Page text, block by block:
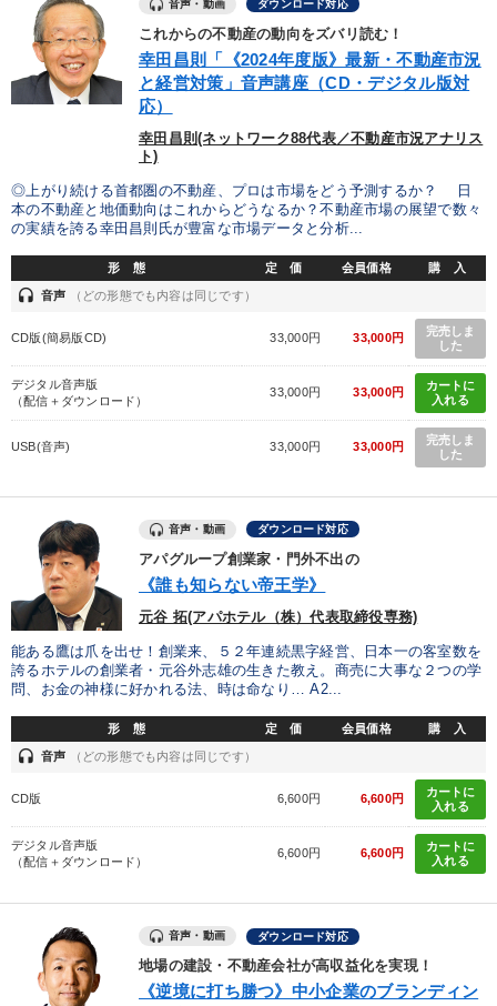
【5月】音声・映像
目的別
組織を強化したい 発想力を磨きたい
新事業・新商品づくり リーダーの魅力向上
リーダーシップ コミュニケーション
会社を守る 政治家
タグから探す
すべての音声・動画（全2077タイトル）からお探しいただけます
リベラルアーツ 井上和弘 推薦
感動講話 多様性・ダイバーシティ
海外の成功事例 スポーツ関係
両利きの経営 デジタルマーケティング 早わかり
労務問題・リスク対策 労務問題・人事対策
IT・デジタル活用 中村天風 健康・ウェルビーイング
音声・動画 ダウンロード対応
これからの不動産の動向をズバリ読む！
幸田昌則「《2024年度版》最新・不動産市況
と経営対策」音声講座（CD・デジタル版対
応）
幸田昌則(ネットワーク88代表／不動産市況アナリス
ト)
◎上がり続ける首都圏の不動産、プロは市場をどう予測するか？ 日
本の不動産と地価動向はこれからどうなるか？不動産市場の展望で数々
の実績を誇る幸田昌則氏が豊富な市場データと分析...
形 態 定 価 会員価格 購 入
headset 音声 （どの形態でも内容は同じです）
CD版(簡易版CD) 33,000円 33,000円
完売しま
した
デジタル音声版
（配信＋ダウンロード）
33,000円 33,000円
カートに
入れる
USB(音声) 33,000円 33,000円
完売しま
した
音声・動画 ダウンロード対応
アパグループ創業家・門外不出の
《誰も知らない帝王学》
元谷 拓(アパホテル（株）代表取締役専務)
能ある鷹は爪を出せ！創業来、５２年連続黒字経営、日本一の客室数を
誇るホテルの創業者・元谷外志雄の生きた教え。商売に大事な２つの学
問、お金の神様に好かれる法、時は命なり… A2...
形 態 定 価 会員価格 購 入
headset 音声 （どの形態でも内容は同じです）
CD版 6,600円 6,600円
カートに
入れる
デジタル音声版
（配信＋ダウンロード）
6,600円 6,600円
カートに
入れる
音声・動画 ダウンロード対応
地場の建設・不動産会社が高収益化を実現！
《逆境に打ち勝つ》中小企業のブランディン